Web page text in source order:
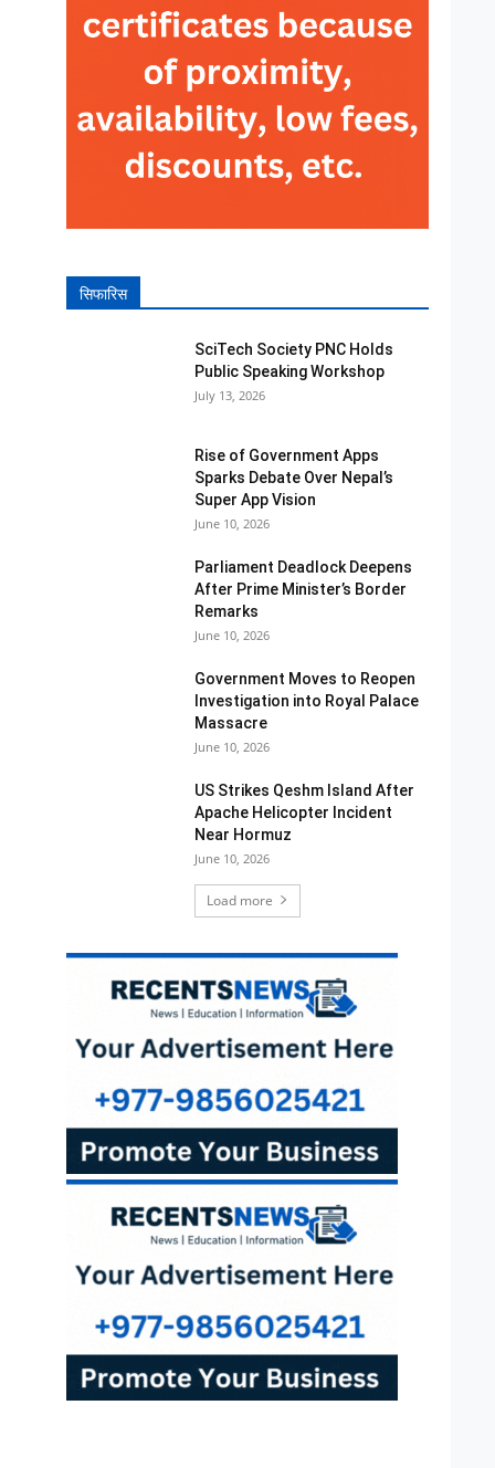
सिफारिस
SciTech Society PNC Holds
Public Speaking Workshop
July 13, 2026
Rise of Government Apps
Sparks Debate Over Nepal’s
Super App Vision
June 10, 2026
Parliament Deadlock Deepens
After Prime Minister’s Border
Remarks
June 10, 2026
Government Moves to Reopen
Investigation into Royal Palace
Massacre
June 10, 2026
US Strikes Qeshm Island After
Apache Helicopter Incident
Near Hormuz
June 10, 2026
Load more